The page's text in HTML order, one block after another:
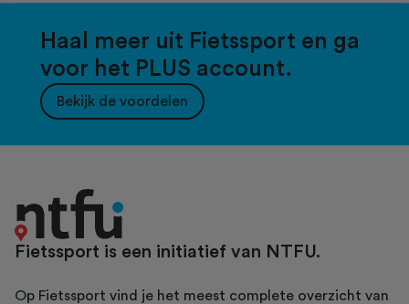
Haal meer uit Fietssport en ga
voor het PLUS account.
Bekijk de voordelen
Fietssport is een initiatief van NTFU.
Op Fietssport vind je het meest complete overzicht van